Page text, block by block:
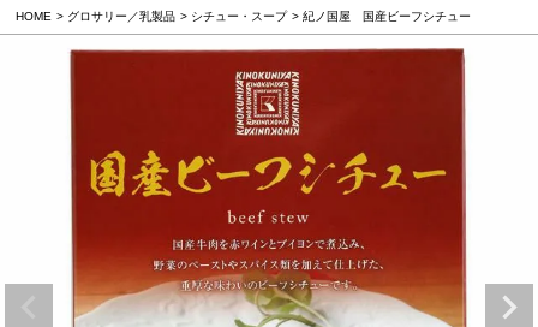
HOME グロサリー／乳製品 シチュー・スープ 紀ノ国屋 国産ビーフシチュー